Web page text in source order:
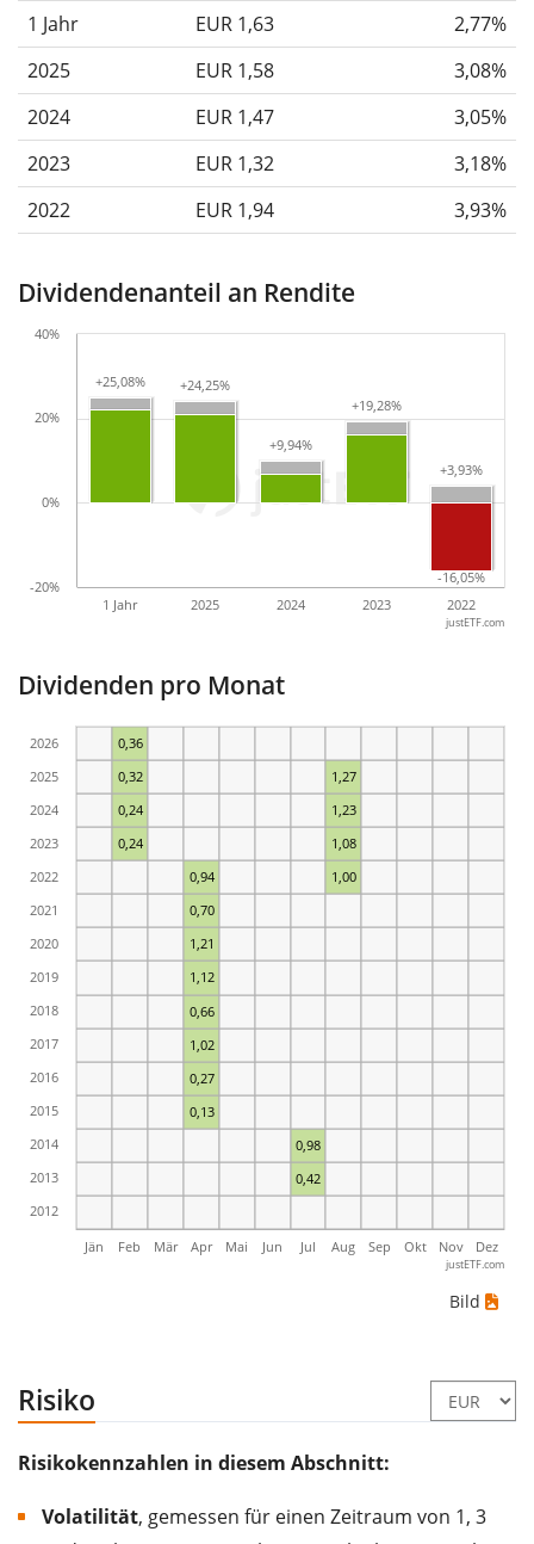
1 Jahr
EUR 1,63
2,77%
2025
EUR 1,58
3,08%
2024
EUR 1,47
3,05%
2023
EUR 1,32
3,18%
2022
EUR 1,94 3,93%
Dividendenanteil an Rendite
-16,05%
-16,05%
+25,08%
+25,08% +24,25%
+24,25%
+9,94%
+9,94%
+19,28%
+19,28%
+3,93%
+3,93%
1 Jahr 2025 2024 2023 2022
-20%
0%
20%
40%
justETF.com
Dividenden pro Monat
0,42
0,98
0,13
0,27
1,02
0,66
1,12
1,21
0,70
0,94 1,00
0,24 1,08
0,24 1,23
0,32 1,27
0,36
Jän Feb Mär Apr Mai Jun Jul Aug Sep Okt Nov Dez
2012
2013
2014
2015
2016
2017
2018
2019
2020
2021
2022
2023
2024
2025
2026
justETF.com
Bild
Risiko
Risikokennzahlen in diesem Abschnitt:
Volatilität, gemessen für einen Zeitraum von 1, 3